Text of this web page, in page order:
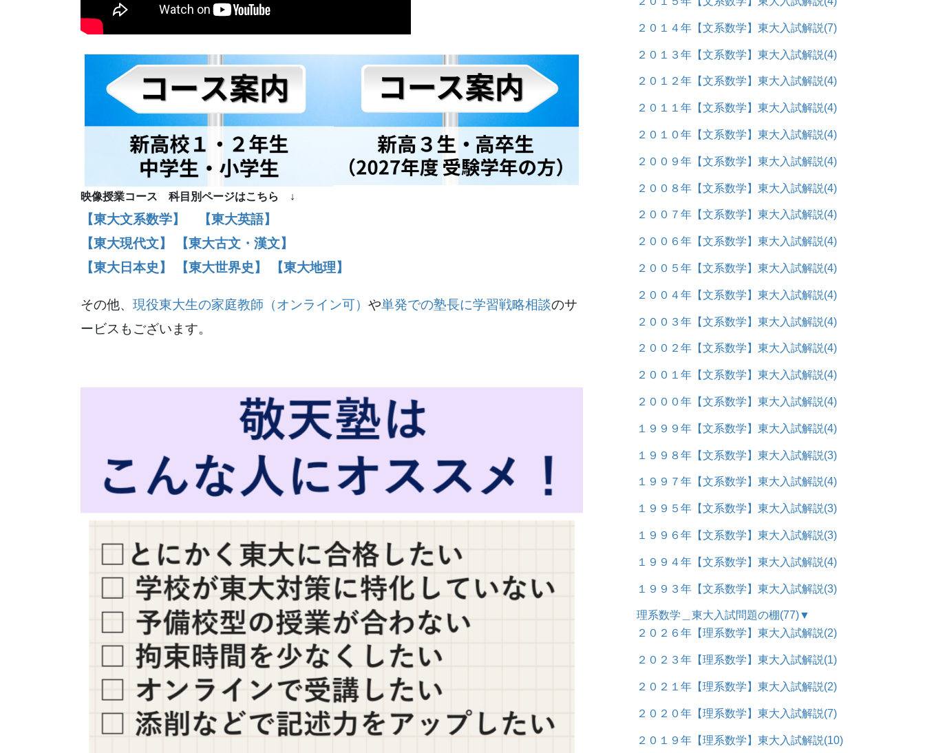
映像授業コース 科目別ページはこちら ↓
【東大文系数学】
【東大英語】
【東大現代文】
【東大古文・漢文】
【東大日本史】
【東大世界史】 【東大地理】
その他、 現役東大生の家庭教師（オンライン可） や単発での塾長に学習戦略相談のサ
ービスもございます。
２０１５年【文系数学】東大入試解説(4)
２０１４年【文系数学】東大入試解説(7)
２０１３年【文系数学】東大入試解説(4)
２０１２年【文系数学】東大入試解説(4)
２０１１年【文系数学】東大入試解説(4)
２０１０年【文系数学】東大入試解説(4)
２００９年【文系数学】東大入試解説(4)
２００８年【文系数学】東大入試解説(4)
２００７年【文系数学】東大入試解説(4)
２００６年【文系数学】東大入試解説(4)
２００５年【文系数学】東大入試解説(4)
２００４年【文系数学】東大入試解説(4)
２００３年【文系数学】東大入試解説(4)
２００２年【文系数学】東大入試解説(4)
２００１年【文系数学】東大入試解説(4)
２０００年【文系数学】東大入試解説(4)
１９９９年【文系数学】東大入試解説(4)
１９９８年【文系数学】東大入試解説(3)
１９９７年【文系数学】東大入試解説(4)
１９９５年【文系数学】東大入試解説(3)
１９９６年【文系数学】東大入試解説(3)
１９９４年【文系数学】東大入試解説(4)
１９９３年【文系数学】東大入試解説(3)
理系数学＿東大入試問題の棚(77) ▼
２０２６年【理系数学】東大入試解説(2)
２０２３年【理系数学】東大入試解説(1)
２０２１年【理系数学】東大入試解説(2)
２０２０年【理系数学】東大入試解説(7)
２０１９年【理系数学】東大入試解説(10)